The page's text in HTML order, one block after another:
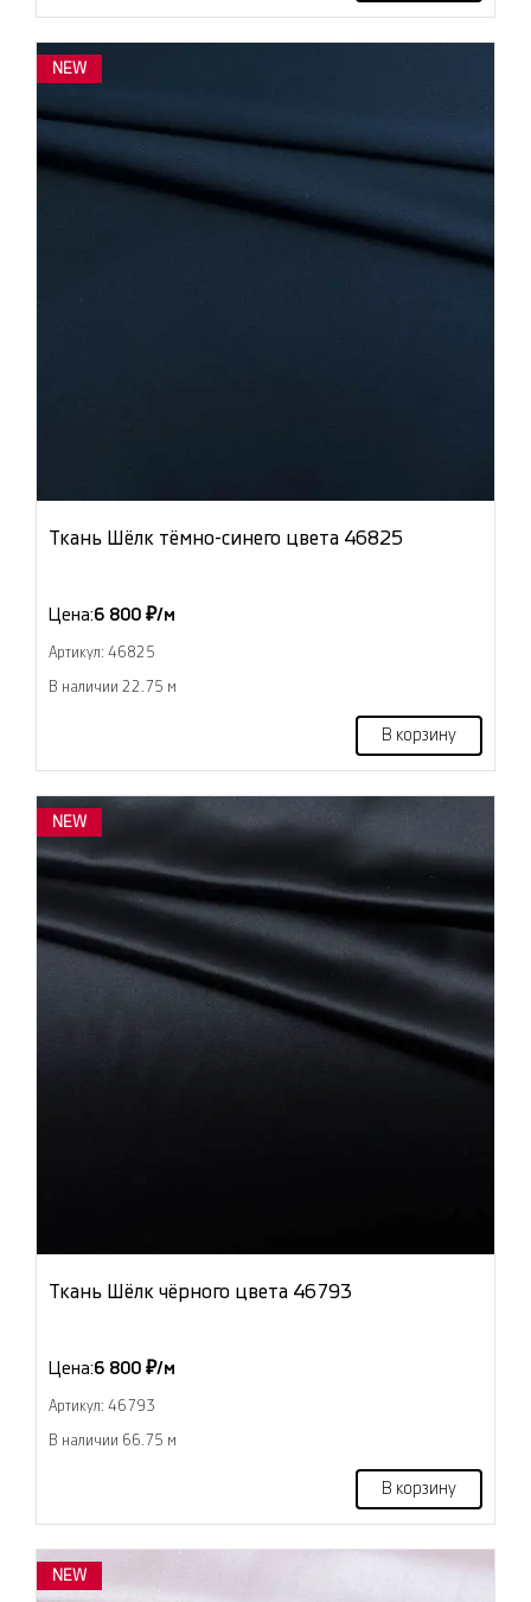
NEW
Ткань Шёлк тёмно-синего цвета 46825
Цена:6 800 ₽/м
Артикул: 46825
В наличии 22.75 м
В корзину
NEW
Ткань Шёлк чёрного цвета 46793
Цена:6 800 ₽/м
Артикул: 46793
В наличии 66.75 м
В корзину
NEW